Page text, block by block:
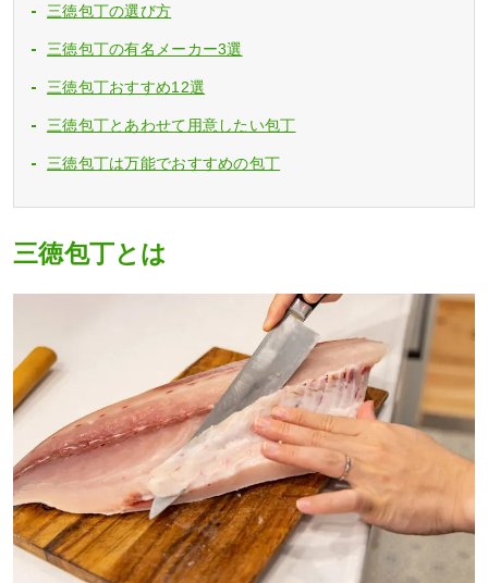
三徳包丁の選び方
三徳包丁の有名メーカー3選
三徳包丁おすすめ12選
三徳包丁とあわせて用意したい包丁
三徳包丁は万能でおすすめの包丁
三徳包丁とは